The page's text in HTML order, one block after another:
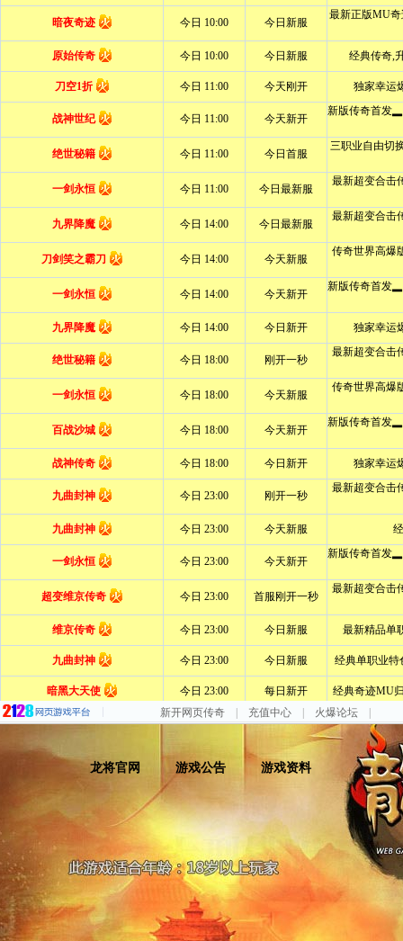
新开网页传奇 充值中心 火爆论坛
龙将官网 游戏公告 游戏资料